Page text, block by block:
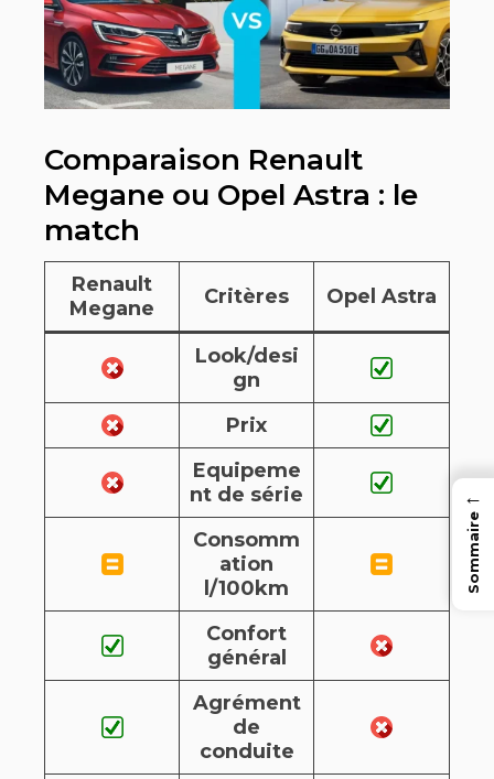
Comparaison Renault
Megane ou Opel Astra : le
match
Renault
Megane
Critères Opel Astra
Look/desi
gn
Prix
Equipeme
nt de série
Consomm
ation
l/100km
Confort
général
Agrément
de
conduite
←
Sommaire